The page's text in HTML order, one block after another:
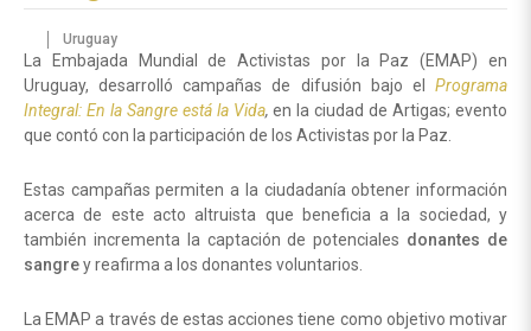
Uruguay
La Embajada Mundial de Activistas por la Paz (EMAP) en
Uruguay, desarrolló campañas de difusión bajo el Programa
Integral: En la Sangre está la Vida, en la ciudad de Artigas; evento
que contó con la participación de los Activistas por la Paz.
Estas campañas permiten a la ciudadanía obtener información
acerca de este acto altruista que beneficia a la sociedad, y
también incrementa la captación de potenciales donantes de
sangrey reafirma a los donantes voluntarios.
La EMAP a través de estas acciones tiene como objetivo motivar